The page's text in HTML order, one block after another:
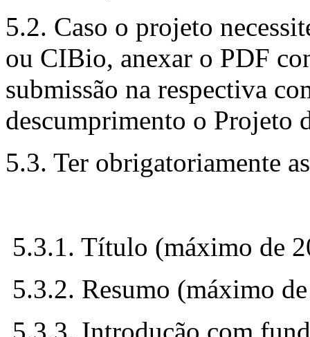
5.2. Caso o projeto
ou CIBio, anexar o PDF
submissão na respectiva
descumprimento o Projeto
5.3. Ter obrigatoriamente
5.3.1. Título (máximo de
5.3.2. Resumo (máximo
5.3.3. Introdução com